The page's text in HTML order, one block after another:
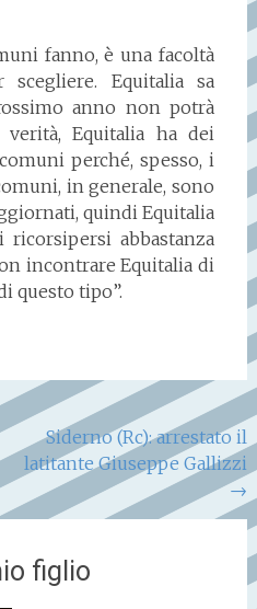
fanno, è una facoltà
Equitalia sa
anno non potrà
Equitalia ha dei
perché, spesso, i
in generale, sono
quindi Equitalia
abbastanza
incontrare Equitalia di
questo tipo”.
Siderno (Rc): arrestato il
latitante Giuseppe Gallizzi
→
figlio